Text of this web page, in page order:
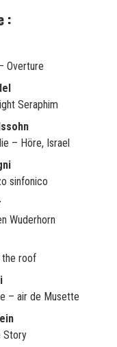
:
Overture
Seraphim
– Höre, Israel
sinfonico
Wuderhorn
the roof
– air de Musette
Story